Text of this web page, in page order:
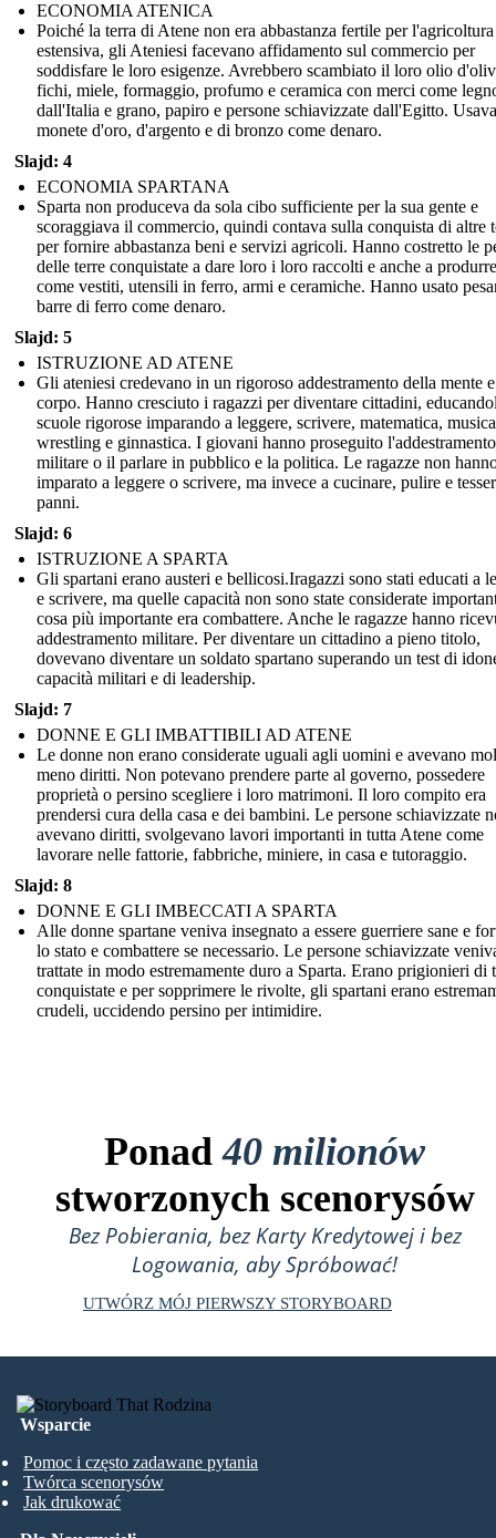
ECONOMIA ATENICA
Poiché la terra di Atene non era abbastanza fertile per l'agricoltura
estensiva, gli Ateniesi facevano affidamento sul commercio per
soddisfare le loro esigenze. Avrebbero scambiato il loro olio
fichi, miele, formaggio, profumo e ceramica con merci come
dall'Italia e grano, papiro e persone schiavizzate dall'Egitto.
monete d'oro, d'argento e di bronzo come denaro.
Slajd: 4
ECONOMIA SPARTANA
Sparta non produceva da sola cibo sufficiente per la sua gente e
scoraggiava il commercio, quindi contava sulla conquista di altre
per fornire abbastanza beni e servizi agricoli. Hanno costretto le
delle terre conquistate a dare loro i loro raccolti e anche a
come vestiti, utensili in ferro, armi e ceramiche. Hanno usato
barre di ferro come denaro.
Slajd: 5
ISTRUZIONE AD ATENE
Gli ateniesi credevano in un rigoroso addestramento della mente
corpo. Hanno cresciuto i ragazzi per diventare cittadini,
scuole rigorose imparando a leggere, scrivere, matematica,
wrestling e ginnastica. I giovani hanno proseguito l'addestramento
militare o il parlare in pubblico e la politica. Le ragazze non
imparato a leggere o scrivere, ma invece a cucinare, pulire e
panni.
Slajd: 6
ISTRUZIONE A SPARTA
Gli spartani erano austeri e bellicosi.Iragazzi sono stati educati a
e scrivere, ma quelle capacità non sono state considerate
cosa più importante era combattere. Anche le ragazze hanno
addestramento militare. Per diventare un cittadino a pieno titolo,
dovevano diventare un soldato spartano superando un test di
capacità militari e di leadership.
Slajd: 7
DONNE E GLI IMBATTIBILI AD ATENE
Le donne non erano considerate uguali agli uomini e avevano
meno diritti. Non potevano prendere parte al governo, possedere
proprietà o persino scegliere i loro matrimoni. Il loro compito era
prendersi cura della casa e dei bambini. Le persone schiavizzate
avevano diritti, svolgevano lavori importanti in tutta Atene come
lavorare nelle fattorie, fabbriche, miniere, in casa e tutoraggio.
Slajd: 8
DONNE E GLI IMBECCATI A SPARTA
Alle donne spartane veniva insegnato a essere guerriere sane e
lo stato e combattere se necessario. Le persone schiavizzate
trattate in modo estremamente duro a Sparta. Erano prigionieri di
conquistate e per sopprimere le rivolte, gli spartani erano
crudeli, uccidendo persino per intimidire.
Ponad40 milionów
stworzonych scenorysów
Bez Pobierania, bez Karty Kredytowej i bez
Logowania, aby Spróbować!
UTWÓRZ MÓJ PIERWSZY STORYBOARD
Wsparcie
Pomoc i często zadawane pytania
Twórca scenorysów
Jak drukować